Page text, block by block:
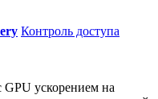
Контроль доступа
ускорением на